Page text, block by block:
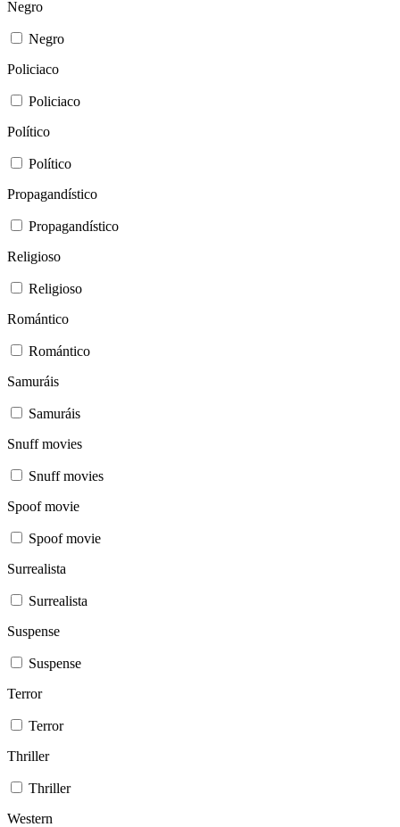
Negro
Negro
Policiaco
Policiaco
Político
Político
Propagandístico
Propagandístico
Religioso
Religioso
Romántico
Romántico
Samuráis
Samuráis
Snuff movies
Snuff movies
Spoof movie
Spoof movie
Surrealista
Surrealista
Suspense
Suspense
Terror
Terror
Thriller
Thriller
Western